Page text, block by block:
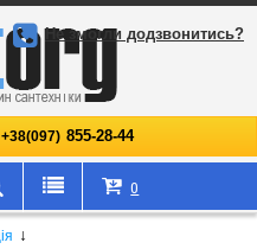
+38(097) 855-28-44
Не змогли додзвонитись?
0
↓